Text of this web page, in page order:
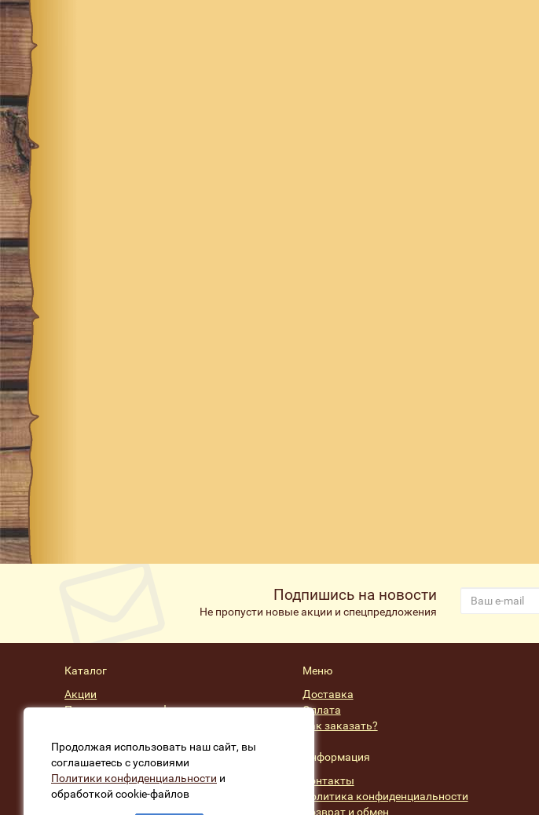
Подпишись на новости
Не пропусти новые акции и спецпредложения
Каталог
Акции
Подарочные сертификаты
Меню
Доставка
Оплата
Как заказать?
Информация
Контакты
Политика конфиденциальности
Возврат и обмен
Продолжая использовать наш сайт, вы
соглашаетесь с условиями
Политики конфиденциальности и
обработкой cookie-файлов